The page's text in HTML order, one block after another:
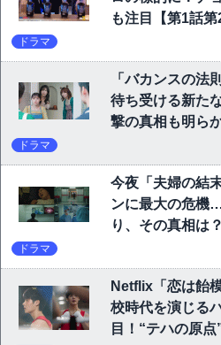
も注目【第1話第
ドラマ
「バカンスの法
待ち受ける新た
撃の真相も明ら
ドラマ
今夜「夫婦の結
ンに最大の危機
り、その真相は
ドラマ
Netflix「恋は飴
校時代を演じる
目！“テハの原